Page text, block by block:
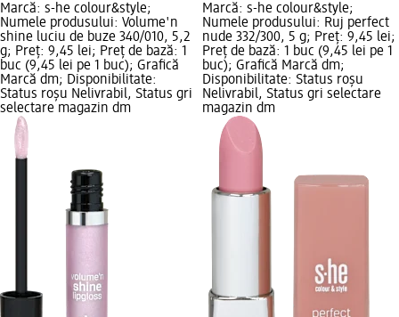
Marcă: s-he colour&style;
Numele produsului: Volume'n
shine luciu de buze 340/010, 5,2
g; Preț: 9,45 lei; Preț de bază: 1
buc (9,45 lei pe 1 buc); Grafică
Marcă dm; Disponibilitate:
Status roșu Nelivrabil, Status gri
selectare magazin dm
Marcă: s-he colour&style;
Numele produsului: Ruj perfect
nude 332/300, 5 g; Preț: 9,45 lei;
Preț de bază: 1 buc (9,45 lei pe 1
buc); Grafică Marcă dm;
Disponibilitate: Status roșu
Nelivrabil, Status gri selectare
magazin dm